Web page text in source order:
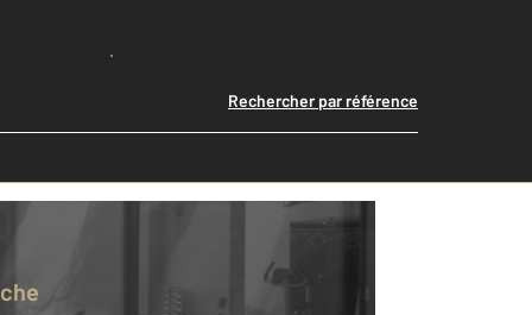
Lancer ma recherche
Rechercher par référence